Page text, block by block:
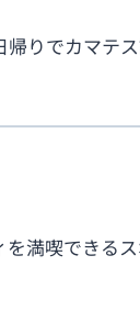
りでカマテ
満喫でき